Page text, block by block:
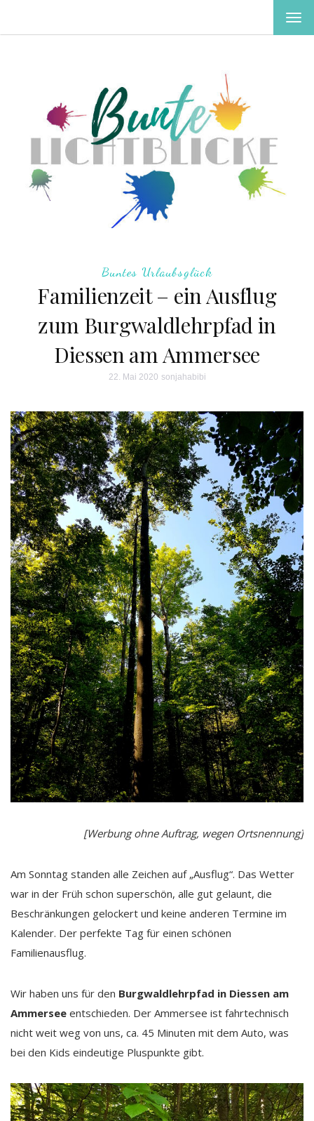
Buntes Urlaubsglück
Familienzeit – ein Ausflug
zum Burgwaldlehrpfad in
Diessen am Ammersee
22. Mai 2020 sonjahabibi
[Werbung ohne Auftrag, wegen Ortsnennung]
Am Sonntag standen alle Zeichen auf „Ausflug“. Das Wetter
war in der Früh schon superschön, alle gut gelaunt, die
Beschränkungen gelockert und keine anderen Termine im
Kalender. Der perfekte Tag für einen schönen
Familienausflug.
Wir haben uns für den Burgwaldlehrpfad in Diessen am
Ammersee entschieden. Der Ammersee ist fahrtechnisch
nicht weit weg von uns, ca. 45 Minuten mit dem Auto, was
bei den Kids eindeutige Pluspunkte gibt.